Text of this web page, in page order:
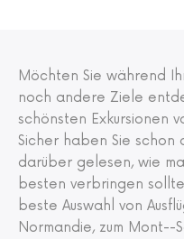
Möchten Sie während
noch andere Ziele
schönsten Exkursionen
Sicher haben Sie schon
darüber gelesen, wie
besten verbringen
beste Auswahl von
Normandie, zum